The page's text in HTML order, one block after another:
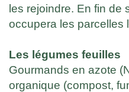
les rejoindre. En fin de
occupera les parcelles
Les légumes feuilles
Gourmands en azote
organique (compost,